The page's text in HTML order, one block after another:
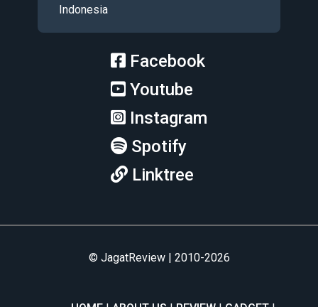
Indonesia
Facebook
Youtube
Instagram
Spotify
Linktree
© JagatReview | 2010-2026